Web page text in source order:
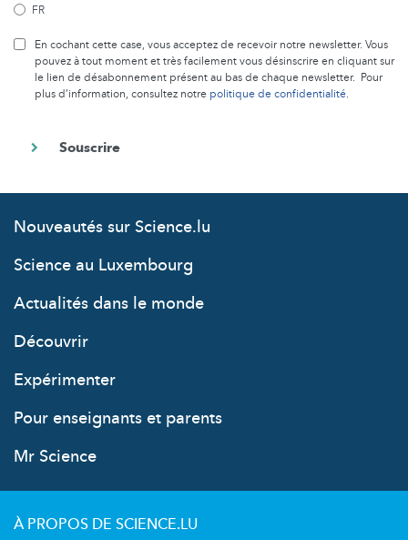
FR
En cochant cette case, vous acceptez de recevoir notre newsletter. Vous
pouvez à tout moment et très facilement vous désinscrire en cliquant sur
le lien de désabonnement présent au bas de chaque newsletter. Pour
plus d’information, consultez notre politique de confidentialité.
Nouveautés sur Science.lu
Science au Luxembourg
Actualités dans le monde
Découvrir
Expérimenter
Pour enseignants et parents
Mr Science
À PROPOS DE SCIENCE.LU